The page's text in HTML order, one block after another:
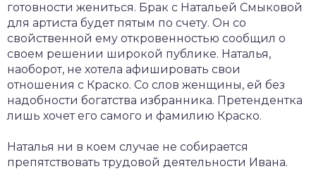
готовности жениться. Брак с Натальей Смыковой
для артиста будет пятым по счету. Он со
свойственной ему откровенностью сообщил о
своем решении широкой публике. Наталья,
наоборот, не хотела афишировать свои
отношения с Краско. Со слов женщины, ей без
надобности богатства избранника. Претендентка
лишь хочет его самого и фамилию Краско.
Наталья ни в коем случае не собирается
препятствовать трудовой деятельности Ивана.